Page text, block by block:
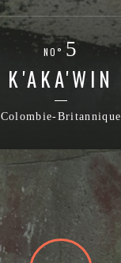
NO°
K'AKA'WIN
Colombie-Britannique